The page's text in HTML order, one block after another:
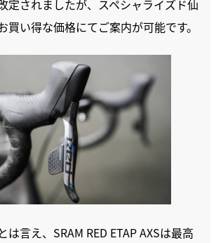
定されましたが、スペシャライズド仙
買い得な価格にてご案内が可能です。
は言え、SRAM RED ETAP AXSは最高